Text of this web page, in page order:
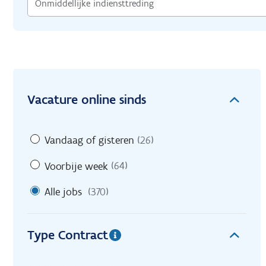
Vacature online sinds
Vandaag of gisteren (26)
Voorbije week (64)
Alle jobs (370)
Type Contract